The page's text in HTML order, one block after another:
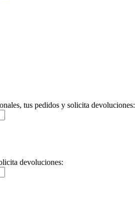
tus pedidos y solicita devoluciones:
devoluciones: